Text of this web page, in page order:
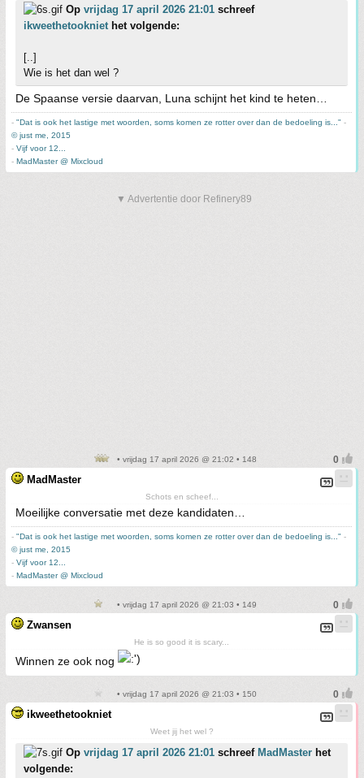
Op vrijdag 17 april 2026 21:01 schreef
ikweethetookniethet volgende:
[..]
Wie is het dan wel ?
De Spaanse versie daarvan, Luna schijnt het kind te heten…
- "Dat is ook het lastige met woorden, soms komen ze rotter over dan de bedoeling is..." -
© just me, 2015
- Vijf voor 12...
- MadMaster @ Mixcloud
▼ Advertentie door Refinery89
• vrijdag 17 april 2026 @ 21:02 • 148
MadMaster
Schots en scheef...
Moeilijke conversatie met deze kandidaten…
- "Dat is ook het lastige met woorden, soms komen ze rotter over dan de bedoeling is..." -
© just me, 2015
- Vijf voor 12...
- MadMaster @ Mixcloud
• vrijdag 17 april 2026 @ 21:03 • 149
Zwansen
He is so good it is scary...
Winnen ze ook nog
• vrijdag 17 april 2026 @ 21:03 • 150
ikweethetookniet
Weet jij het wel ?
Op vrijdag 17 april 2026 21:01 schreef MadMaster het
volgende: